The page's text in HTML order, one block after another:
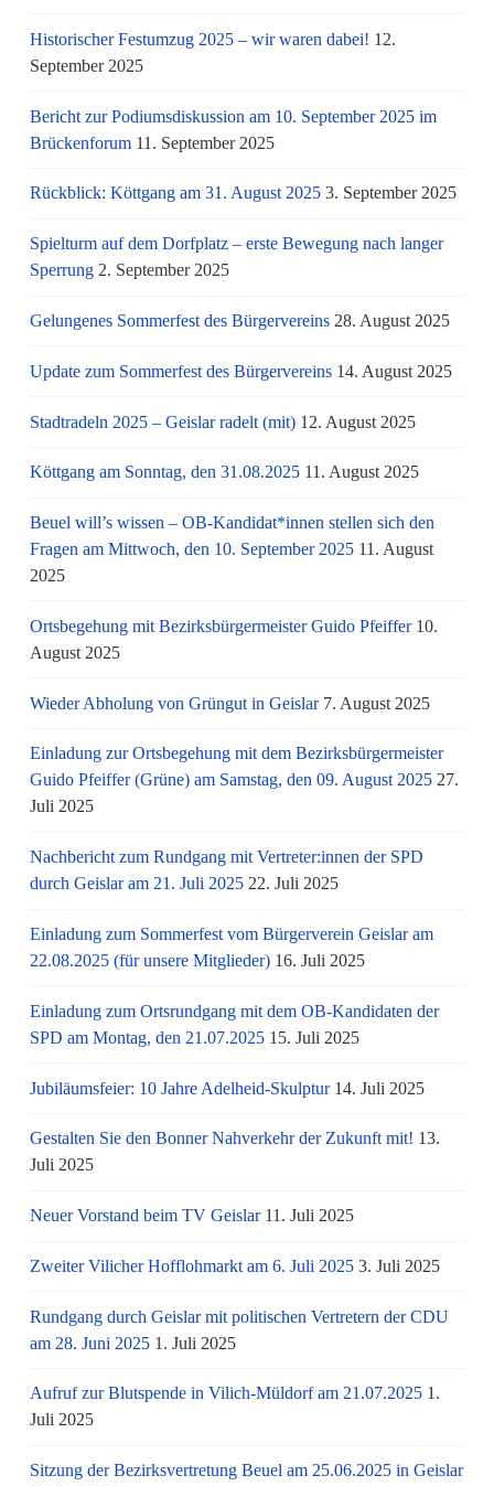
Historischer Festumzug 2025 – wir waren dabei! 12.
September 2025
Bericht zur Podiumsdiskussion am 10. September 2025 im
Brückenforum 11. September 2025
Rückblick: Köttgang am 31. August 2025 3. September 2025
Spielturm auf dem Dorfplatz – erste Bewegung nach langer
Sperrung 2. September 2025
Gelungenes Sommerfest des Bürgervereins 28. August 2025
Update zum Sommerfest des Bürgervereins 14. August 2025
Stadtradeln 2025 – Geislar radelt (mit) 12. August 2025
Köttgang am Sonntag, den 31.08.2025 11. August 2025
Beuel will’s wissen – OB-Kandidat*innen stellen sich den
Fragen am Mittwoch, den 10. September 2025 11. August
2025
Ortsbegehung mit Bezirksbürgermeister Guido Pfeiffer 10.
August 2025
Wieder Abholung von Grüngut in Geislar 7. August 2025
Einladung zur Ortsbegehung mit dem Bezirksbürgermeister
Guido Pfeiffer (Grüne) am Samstag, den 09. August 2025 27.
Juli 2025
Nachbericht zum Rundgang mit Vertreter:innen der SPD
durch Geislar am 21. Juli 2025 22. Juli 2025
Einladung zum Sommerfest vom Bürgerverein Geislar am
22.08.2025 (für unsere Mitglieder) 16. Juli 2025
Einladung zum Ortsrundgang mit dem OB-Kandidaten der
SPD am Montag, den 21.07.2025 15. Juli 2025
Jubiläumsfeier: 10 Jahre Adelheid-Skulptur 14. Juli 2025
Gestalten Sie den Bonner Nahverkehr der Zukunft mit! 13.
Juli 2025
Neuer Vorstand beim TV Geislar 11. Juli 2025
Zweiter Vilicher Hofflohmarkt am 6. Juli 2025 3. Juli 2025
Rundgang durch Geislar mit politischen Vertretern der CDU
am 28. Juni 2025 1. Juli 2025
Aufruf zur Blutspende in Vilich-Müldorf am 21.07.2025 1.
Juli 2025
Sitzung der Bezirksvertretung Beuel am 25.06.2025 in Geislar